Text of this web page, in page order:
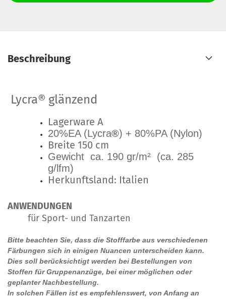
Beschreibung
Lycra® glänzend
Lagerware A
20%EA (Lycra®) + 80%PA (Nylon)
Breite 150 cm
Gewicht ca. 190 gr/m² (ca. 285
g/lfm)
Herkunftsland: Italien
ANWENDUNGEN
für Sport- und Tanzarten
Bitte beachten Sie, dass die Stofffarbe aus verschiedenen
Färbungen sich in einigen Nuancen unterscheiden kann.
Dies soll berücksichtigt werden bei Bestellungen von
Stoffen für Gruppenanzüge, bei einer möglichen oder
geplanter Nachbestellung.
In solchen Fällen ist es empfehlenswert, von Anfang an